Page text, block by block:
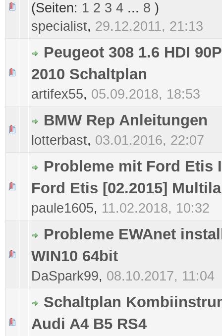
(Seiten: 1 2 3 4 ... 8 )
specialist, 29.12.2011, 21:13
0 Bewertung(en) - 0 von 5 durchschnittlich
12 34
Peugeot 308 1.6 HDI
2010 Schaltplan
artifex55, 05.09.2018, 18:53
0 Bewertung(en) - 0 von 5 durchschnittlich
2345
BMW Rep Anleitungen
lotterbast, 03.01.2016, 22:07
0 Bewertung(en) - 0 von 5 durchschnittlich
1
Probleme mit Ford Etis
Ford Etis [02.2015]
paule1605, 11.02.2018, 10:32
0 Bewertung(en) - 0 von 5 durchschnittlich
12345
Probleme EWAnet
WIN10 64bit
DaSpark99, 08.10.2017, 11:04
0 Bewertung(en) - 0 von 5 durchschnittlich
1 234
Schaltplan
Audi A4 B5 RS4
0 Bewertung(en) - 0 von 5 durchschnittlich
12 45